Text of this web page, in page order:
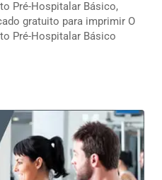
Pré-Hospitalar Básico,
gratuito para imprimir O
Pré-Hospitalar Básico